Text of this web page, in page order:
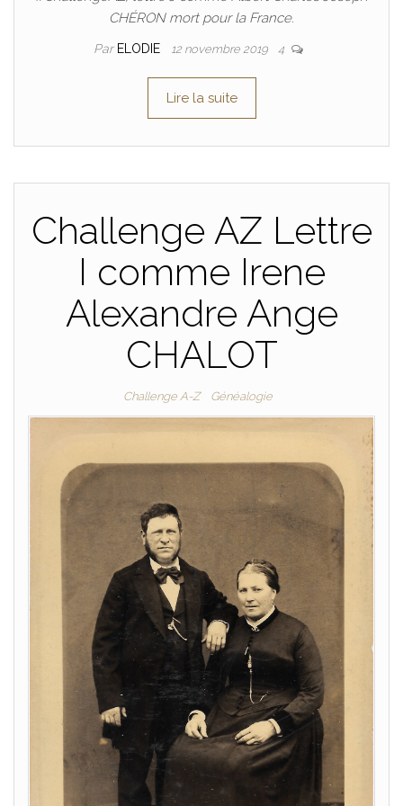
CHÉRON mort pour la France.
Par ELODIE 12 novembre 2019 4
Lire la suite
Challenge AZ Lettre
I comme Irene
Alexandre Ange
CHALOT
Challenge A-Z Généalogie